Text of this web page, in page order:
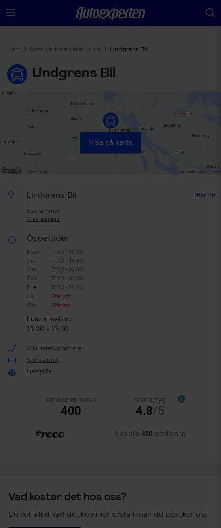
Hem Hitta verkstad eller butik Lindgrens Bil
Lindgrens Bil
Visa på karta
Lindgrens Bil
Östhammar
Visa adress
Hitta hit
Öppettider
Mån
7:00 - 16:30
Tis
7:00 - 16:30
Ons
7:00 - 16:30
Tor
7:00 - 16:30
Fre
7:00 - 16:30
Lör
Stängt
Sön
Stängt
Lunch mellan:
13:00 - 13:30
Visa telefonnummer
Skicka mejl
Hemsida
Vad kostar det hos oss?
Du vet alltid vad det kommer kosta innan du besöker oss